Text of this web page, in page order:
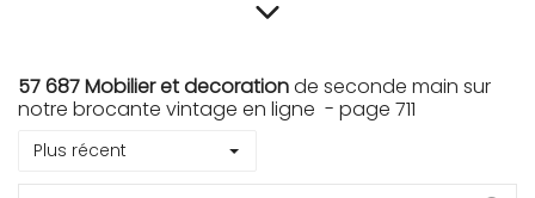
57 687 Mobilier et decorationde seconde main sur
notre brocante vintage en ligne - page 711
Plus récent